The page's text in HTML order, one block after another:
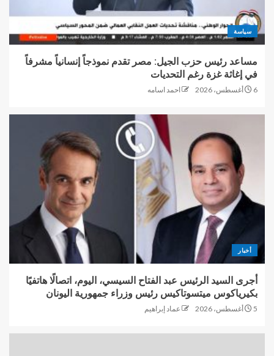
سياسة
مساعد رئيس حزب الجيل: مصر تقدم نموذجاً إنسانياً مشرفاً
في إغاثة غزة رغم التحديات
6 أغسطس، 2026 احمد اسامه
أخبار
أجرى السيد الرئيس عبد الفتاح السيسي، اليوم، اتصالًا هاتفيًا
بكيرياكوس ميتسوتاكيس رئيس وزراء جمهورية اليونان
5 أغسطس، 2026 عماد إبراهيم